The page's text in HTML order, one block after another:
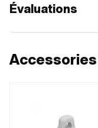
Évaluations